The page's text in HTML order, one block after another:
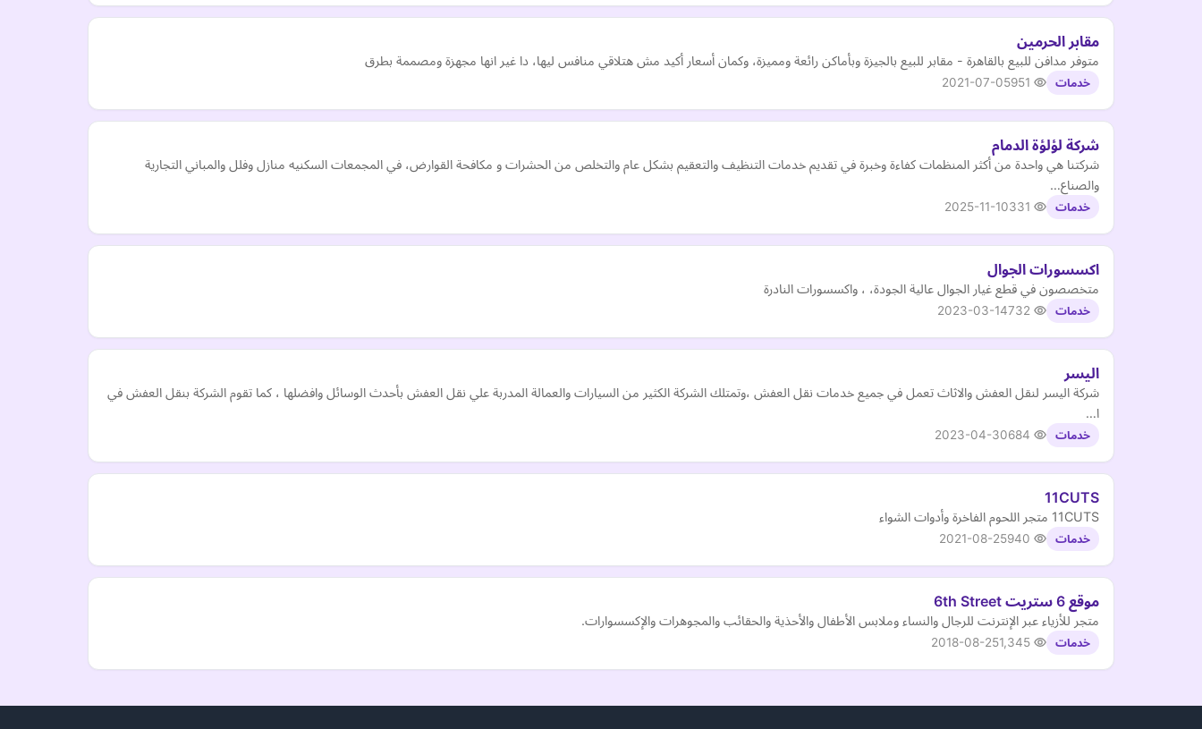
مقابر الحرمين
متوفر مدافن للبيع بالقاهرة - مقابر للبيع بالجيزة وبأماكن رائعة ومميزة، وكمان أسعار أكيد مش هتلاقي منافس ليها، دا غير انها مجهزة ومصممة بطرق
خدمات 2021-07-05
شركة لؤلؤة الدمام
شركتنا هي واحدة من أكثر المنظمات كفاءة وخبرة في تقديم خدمات التنظيف والتعقيم بشكل عام والتخلص من الحشرات و مكافحة القوارض، في المجمعات السكنيه منازل وفلل والمباني التجارية
والصناع…
خدمات 2025-11-10
اكسسورات الجوال
متخصصون في قطع غيار الجوال عالية الجودة، ، واكسسورات النادرة
خدمات 2023-03-14
اليسر
شركة اليسر لنقل العفش والاثاث تعمل في جميع خدمات نقل العفش ،وتمتلك الشركة الكثير من السيارات والعمالة المدربة علي نقل العفش بأحدث الوسائل وافضلها ، كما تقوم الشركة بنقل العفش في
ا…
خدمات 2023-04-30
11CUTS
11CUTS متجر اللحوم الفاخرة وأدوات الشواء
خدمات 2021-08-25
موقع 6 ستريت 6th Street
متجر للأزياء عبر الإنترنت للرجال والنساء وملابس الأطفال والأحذية والحقائب والمجوهرات والإكسسوارات.
خدمات 2018-08-25